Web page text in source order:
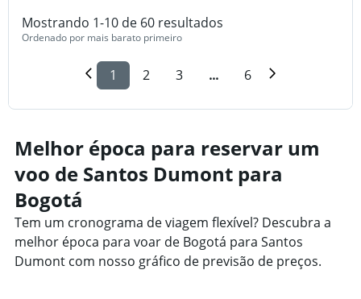
Mostrando 1-10 de 60 resultados
Ordenado por mais barato primeiro
1 2 3 ... 6
Melhor época para reservar um
voo de Santos Dumont para
Bogotá
Tem um cronograma de viagem flexível? Descubra a
melhor época para voar de Bogotá para Santos
Dumont com nosso gráfico de previsão de preços.